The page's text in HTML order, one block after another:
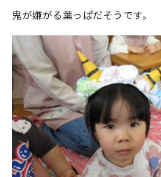
鬼が嫌がる葉っぱだそうです。